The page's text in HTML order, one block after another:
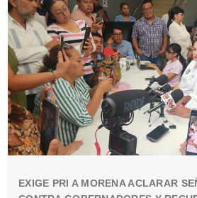
EXIGE PRI A MORENA ACLARAR